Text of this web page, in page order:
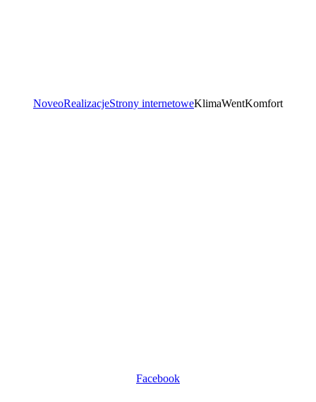
NoveoRealizacjeStrony internetoweKlimaWentKomfort
Facebook